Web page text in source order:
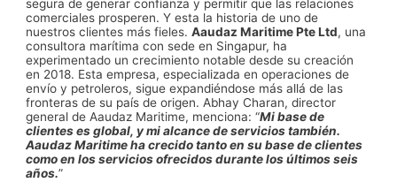
segura de generar confianza y permitir que las relaciones
comerciales prosperen. Y esta la historia de uno de
nuestros clientes más fieles.Aaudaz Maritime Pte Ltd, una
consultora marítima con sede en Singapur, ha
experimentado un crecimiento notable desde su creación
en 2018. Esta empresa, especializada en operaciones de
envío y petroleros, sigue expandiéndose más allá de las
fronteras de su país de origen. Abhay Charan, director
general de Aaudaz Maritime, menciona: “Mi base de
clientes es global, y mi alcance de servicios también.
Aaudaz Maritime ha crecido tanto en su base de clientes
como en los servicios ofrecidos durante los últimos seis
años.”